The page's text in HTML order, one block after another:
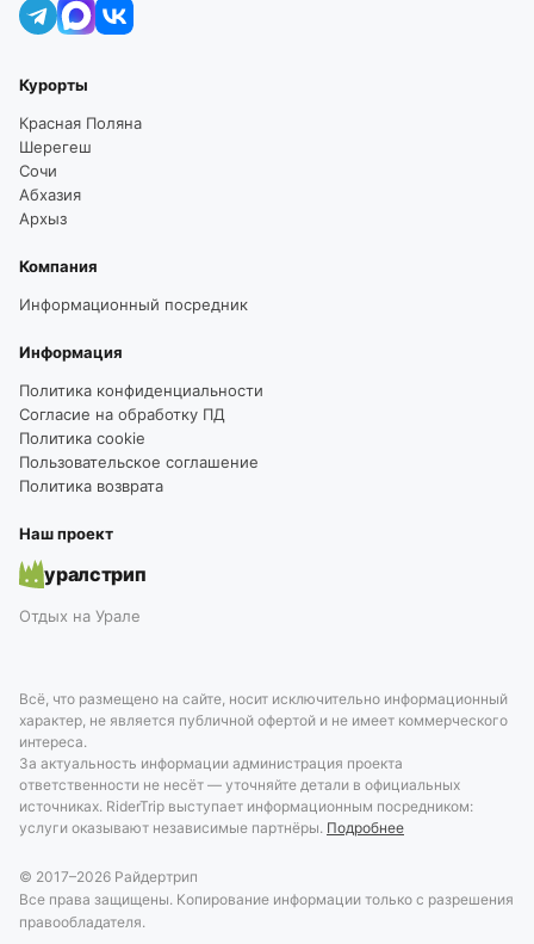
Курорты
Красная Поляна
Шерегеш
Сочи
Абхазия
Архыз
Компания
Информационный посредник
Информация
Политика конфиденциальности
Согласие на обработку ПД
Политика cookie
Пользовательское соглашение
Политика возврата
Наш проект
уралстрип
Отдых на Урале
Всё, что размещено на сайте, носит исключительно информационный
характер, не является публичной офертой и не имеет коммерческого
интереса.
За актуальность информации администрация проекта
ответственности не несёт — уточняйте детали в официальных
источниках. RiderTrip выступает информационным посредником:
услуги оказывают независимые партнёры. Подробнее
© 2017–2026 Райдертрип
Все права защищены. Копирование информации только с разрешения
правообладателя.